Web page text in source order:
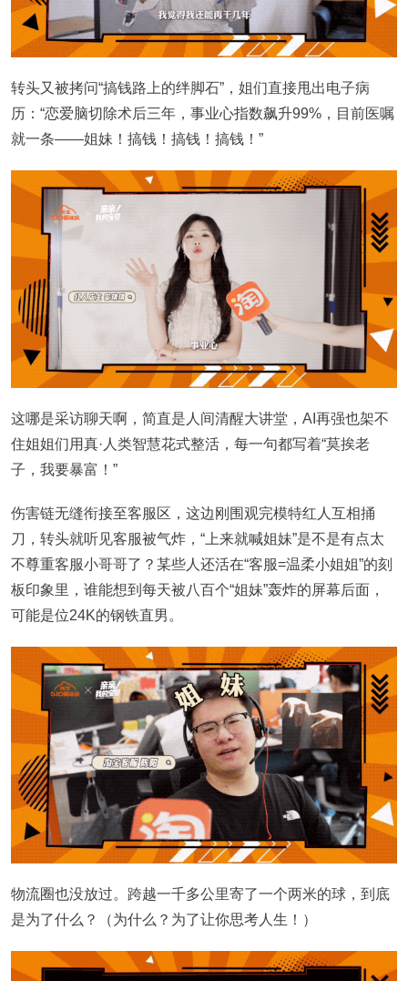
转头又被拷问“搞钱路上的绊脚石”，姐们直接甩出电子病
历：“恋爱脑切除术后三年，事业心指数飙升99%，目前医嘱
就一条——姐妹！搞钱！搞钱！搞钱！”
这哪是采访聊天啊，简直是人间清醒大讲堂，AI再强也架不
住姐姐们用真·人类智慧花式整活，每一句都写着“莫挨老
子，我要暴富！”
伤害链无缝衔接至客服区，这边刚围观完模特红人互相捅
刀，转头就听见客服被气炸，“上来就喊姐妹”是不是有点太
不尊重客服小哥哥了？某些人还活在“客服=温柔小姐姐”的刻
板印象里，谁能想到每天被八百个“姐妹”轰炸的屏幕后面，
可能是位24K的钢铁直男。
物流圈也没放过。跨越一千多公里寄了一个两米的球，到底
是为了什么？（为什么？为了让你思考人生！）